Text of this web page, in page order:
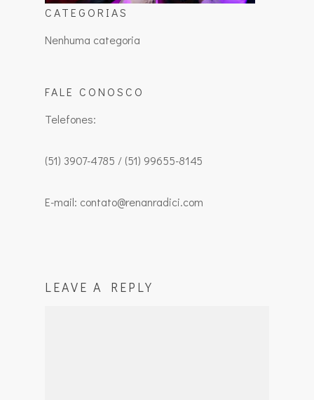
CATEGORIAS
Nenhuma categoria
FALE CONOSCO
Telefones:
(51) 3907-4785 / (51) 99655-8145
E-mail: contato@renanradici.com
LEAVE A REPLY